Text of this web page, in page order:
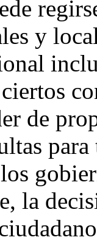
y
de
la